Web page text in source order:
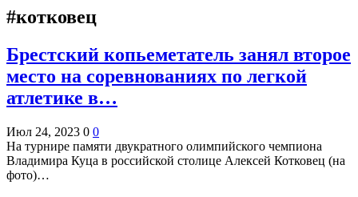
#котковец
Брестский копьеметатель занял второе
место на соревнованиях по легкой
атлетике в…
Июл 24, 2023 0 0
На турнире памяти двукратного олимпийского чемпиона
Владимира Куца в российской столице Алексей Котковец (на
фото)…